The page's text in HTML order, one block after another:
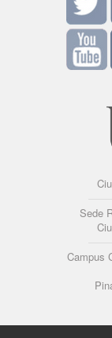
Sede
Campus